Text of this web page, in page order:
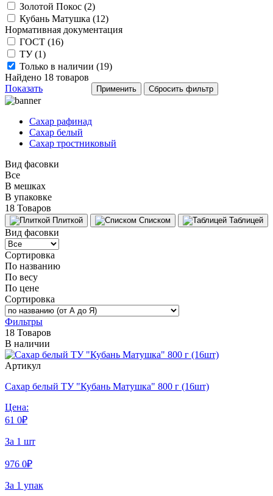
Золотой Покос (2)
Кубань Матушка (12)
Нормативная документация
ГОСТ (16)
ТУ (1)
Только в наличии (19)
Найдено 18 товаров
Показать
Сахар рафинад
Сахар белый
Сахар тростниковый
Вид фасовки
Все
В мешках
В упаковке
18 Товаров
Плиткой Списком Таблицей
Вид фасовки
Сортировка
По названию
По весу
По цене
Сортировка
Фильтры
18 Товаров
В наличии
Артикул
Сахар белый ТУ "Кубань Матушка" 800 г (16шт)
Цена:
61 0₽
За 1 шт
976 0₽
За 1 упак